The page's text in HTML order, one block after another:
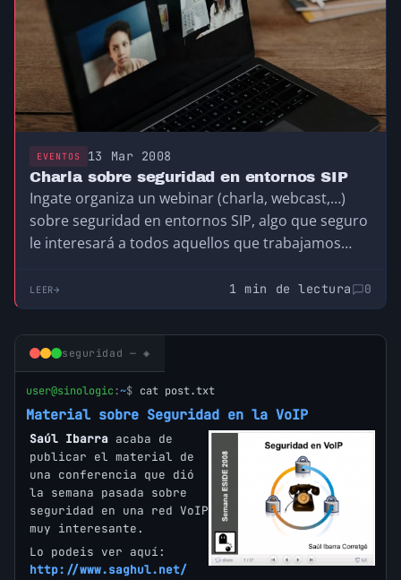
EVENTOS 13 Mar 2008
Charla sobre seguridad en entornos SIP
Ingate organiza un webinar (charla, webcast,…)
sobre seguridad en entornos SIP, algo que seguro
le interesará a todos aquellos que trabajamos
LEER 1 min de lectura 0
seguridad — ◈
user@sinologic:~$ cat post.txt
Material sobre Seguridad en la VoIP
Saúl Ibarra acaba de
publicar el material de
una conferencia que dió
la semana pasada sobre
seguridad en una red VoIP
muy interesante.
Lo podeis ver aquí:
http://www.saghul.net/